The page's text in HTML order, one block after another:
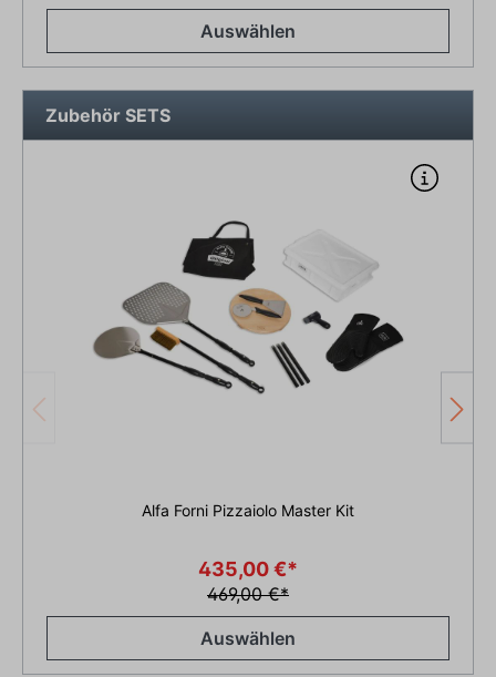
Auswählen
Zubehör SETS
Alfa Forni Pizzaiolo Master Kit
435,00 €*
469,00 €*
Auswählen